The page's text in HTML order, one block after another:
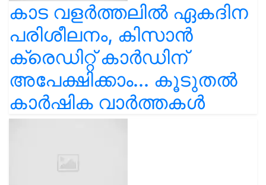
കാട വളര്‍ത്തലിൽ ഏകദിന
പരിശീലനം, കിസാൻ
ക്രെഡിറ്റ് കാർഡിന്
അപേക്ഷിക്കാം... കൂടുതൽ
കാർഷിക വാർത്തകൾ